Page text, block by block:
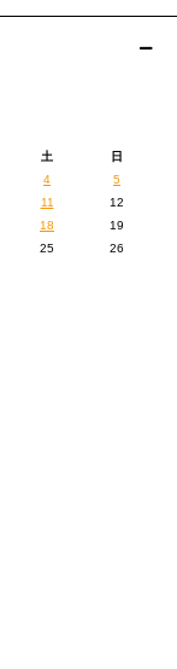
土
日
4
5
11
12
18
19
25
26